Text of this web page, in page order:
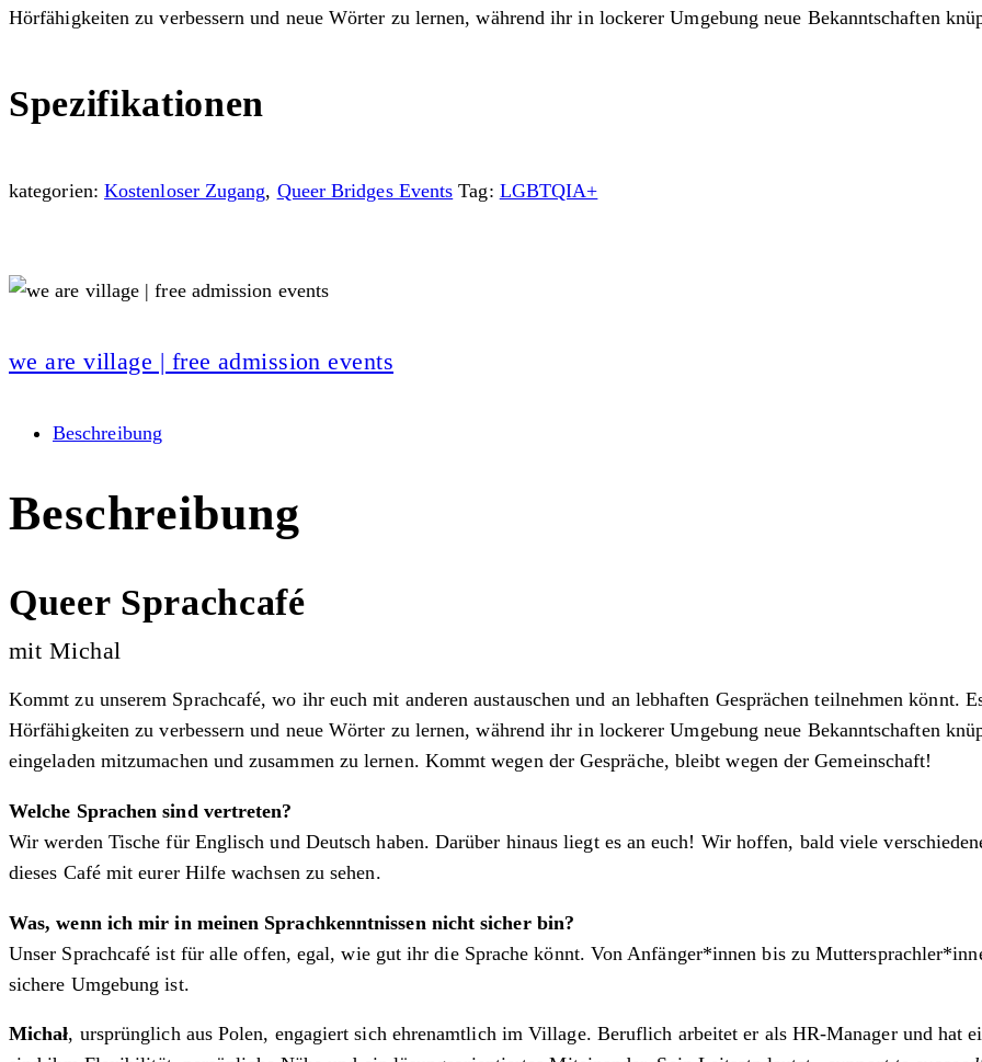
Hörfähigkeiten zu verbessern und neue Wörter zu lernen, während ihr in lockerer Umgebung neue Bekanntschaften
Spezifikationen
kategorien: Kostenloser Zugang, Queer Bridges Events Tag: LGBTQIA+
we are village | free admission events
Beschreibung
Beschreibung
Queer Sprachcafé
mit Michal
Kommt zu unserem Sprachcafé, wo ihr euch mit anderen austauschen und an lebhaften Gesprächen teilnehmen könnt.
Hörfähigkeiten zu verbessern und neue Wörter zu lernen, während ihr in lockerer Umgebung neue Bekanntschaften
eingeladen mitzumachen und zusammen zu lernen. Kommt wegen der Gespräche, bleibt wegen der Gemeinschaft!
Welche Sprachen sind vertreten?
Wir werden Tische für Englisch und Deutsch haben. Darüber hinaus liegt es an euch! Wir hoffen, bald viele
dieses Café mit eurer Hilfe wachsen zu sehen.
Was, wenn ich mir in meinen Sprachkenntnissen nicht sicher bin?
Unser Sprachcafé ist für alle offen, egal, wie gut ihr die Sprache könnt. Von Anfänger*innen bis zu
sichere Umgebung ist.
Michał, ursprünglich aus Polen, engagiert sich ehrenamtlich im Village. Beruflich arbeitet er als HR-Manager und hat